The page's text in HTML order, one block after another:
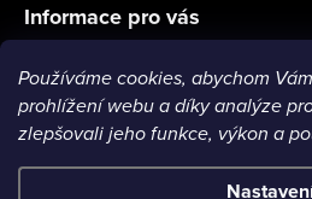
Používáme cookies, abychom
prohlížení webu a díky analýze
zlepšovali jeho funkce, výkon a
Informace pro vás
Blog